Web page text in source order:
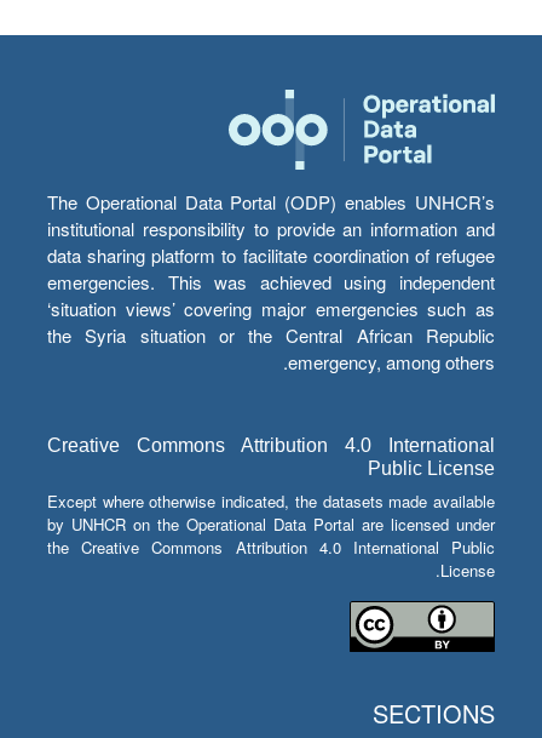
The Operational Data Portal (ODP) enables UNHCR’s
institutional responsibility to provide an information and
data sharing platform to facilitate coordination of refugee
emergencies. This was achieved using independent
‘situation views’ covering major emergencies such as
the Syria situation or the Central African Republic
emergency, among others.
Creative Commons Attribution 4.0 International
Public License
Except where otherwise indicated, the datasets made available
by UNHCR on the Operational Data Portal are licensed under
the Creative Commons Attribution 4.0 International Public
License.
SECTIONS